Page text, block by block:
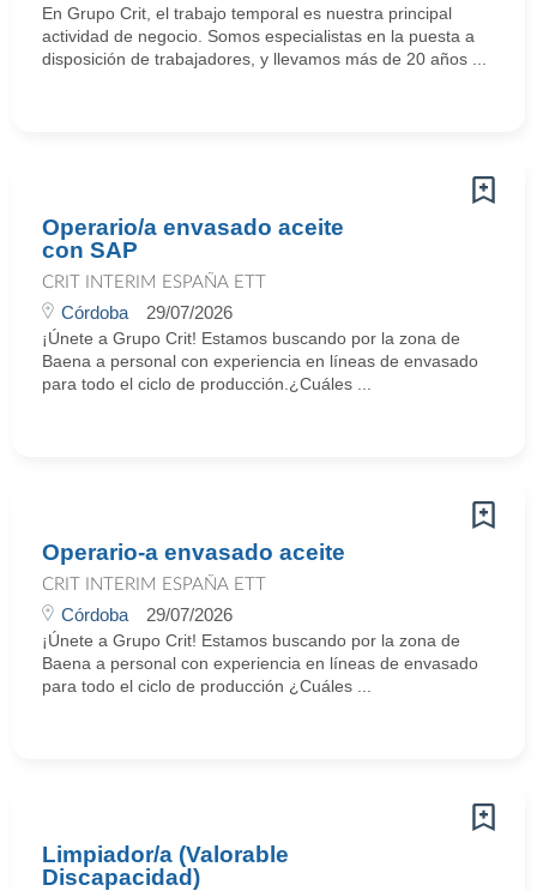
En Grupo Crit, el trabajo temporal es nuestra principal
actividad de negocio. Somos especialistas en la puesta a
disposición de trabajadores, y llevamos más de 20 años ...
Operario/a envasado aceite
con SAP
CRIT INTERIM ESPAÑA ETT
Córdoba 29/07/2026
¡Únete a Grupo Crit! Estamos buscando por la zona de
Baena a personal con experiencia en líneas de envasado
para todo el ciclo de producción.¿Cuáles ...
Operario-a envasado aceite
CRIT INTERIM ESPAÑA ETT
Córdoba 29/07/2026
¡Únete a Grupo Crit! Estamos buscando por la zona de
Baena a personal con experiencia en líneas de envasado
para todo el ciclo de producción ¿Cuáles ...
Limpiador/a (Valorable
Discapacidad)